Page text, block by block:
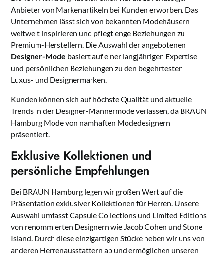
Anbieter von Markenartikeln bei Kunden erworben. Das
Unternehmen lässt sich von bekannten Modehäusern
weltweit inspirieren und pflegt enge Beziehungen zu
Premium-Herstellern. Die Auswahl der angebotenen
Designer-Mode basiert auf einer langjährigen Expertise
und persönlichen Beziehungen zu den begehrtesten
Luxus- und Designermarken.
Kunden können sich auf höchste Qualität und aktuelle
Trends in der Designer-Männermode verlassen, da BRAUN
Hamburg Mode von namhaften Modedesignern
präsentiert.
Exklusive Kollektionen und
persönliche Empfehlungen
Bei BRAUN Hamburg legen wir großen Wert auf die
Präsentation exklusiver Kollektionen für Herren. Unsere
Auswahl umfasst Capsule Collections und Limited Editions
von renommierten Designern wie Jacob Cohen und Stone
Island. Durch diese einzigartigen Stücke heben wir uns von
anderen Herrenausstattern ab und ermöglichen unseren